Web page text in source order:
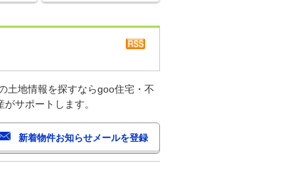
土地情報を探すならgoo住宅・不
サポートします。